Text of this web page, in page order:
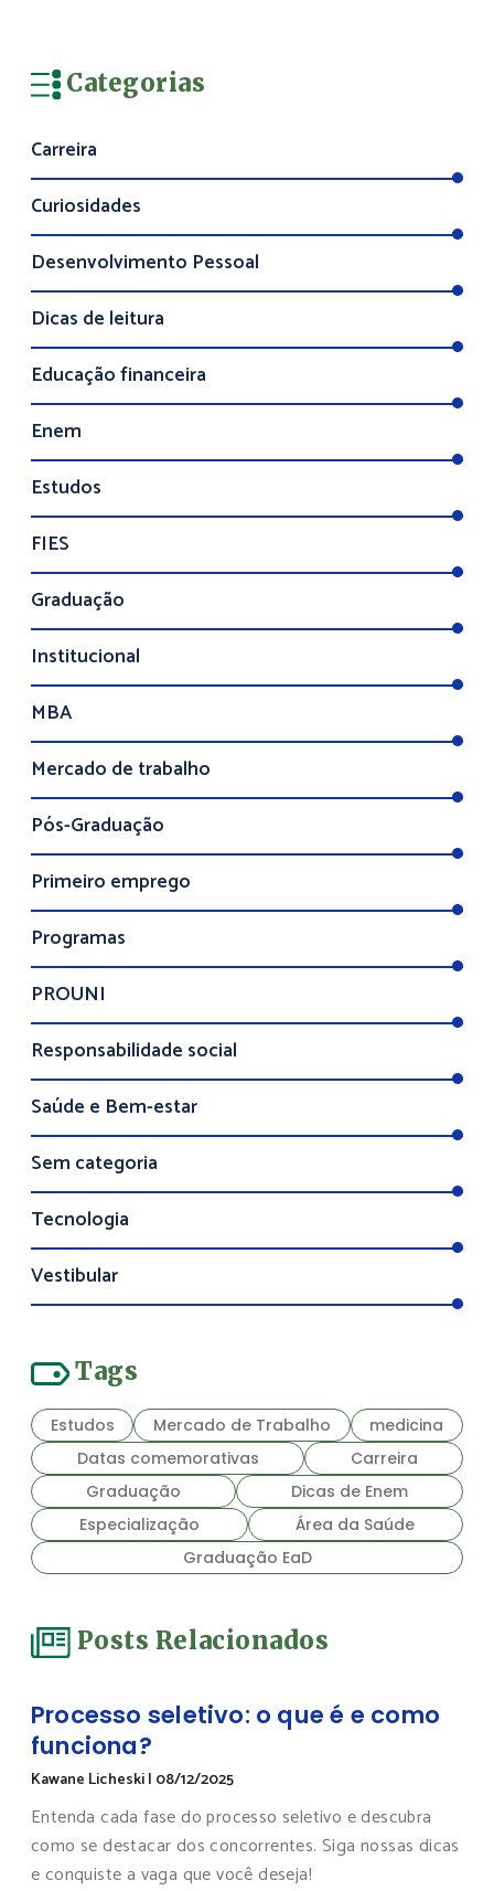
Categorias
Carreira
Curiosidades
Desenvolvimento Pessoal
Dicas de leitura
Educação financeira
Enem
Estudos
FIES
Graduação
Institucional
MBA
Mercado de trabalho
Pós-Graduação
Primeiro emprego
Programas
PROUNI
Responsabilidade social
Saúde e Bem-estar
Sem categoria
Tecnologia
Vestibular
Tags
Estudos Mercado de Trabalho
medicina
Datas comemorativas
Carreira
Graduação
Dicas de Enem
Especialização
Área da Saúde
Graduação EaD
Posts Relacionados
Processo seletivo: o que é e como
funciona?
Kawane Licheski| 08/12/2025
Entenda cada fase do processo seletivo e descubra
como se destacar dos concorrentes. Siga nossas dicas
e conquiste a vaga que você deseja!